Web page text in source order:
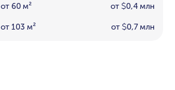
от 60 м² от $0,4 млн
от 103 м² от $0,7 млн